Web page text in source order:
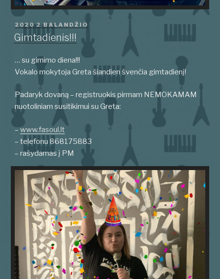
PASKELBTA
2020 2 BALANDŽIO
Gimtadienis!!!
… su gimimo diena!!!
Vokalo mokytoja Greta šiandien švenčia gimtadienį!
Padaryk dovaną – registruokis pirmam NEMOKAMAM
nuotoliniam susitikimui su Greta:
–www.fasoul.lt
– telefonu 868175883
– rašydamas į PM